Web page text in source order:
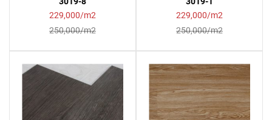
229,000/m2
250,000/m2
229,000/m2
250,000/m2